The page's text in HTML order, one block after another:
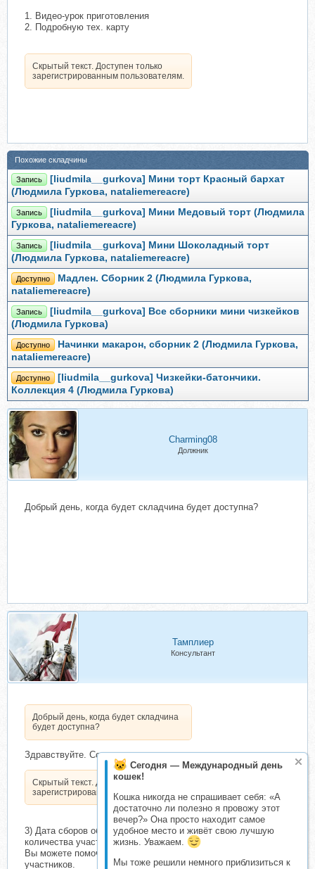
Сегодня — Международный день
кошек!
Кошка никогда не спрашивает себя: «А
достаточно ли полезно я провожу этот
вечер?» Она просто находит самое
удобное место и живёт свою лучшую
жизнь. Уважаем.
Мы тоже решили немного приблизиться к
1. Видео-урок приготовления
2. Подробную тех. карту
Скрытый текст. Доступен только
зарегистрированным пользователям.
Похожие складчины
Запись
[liudmila__gurkova] Мини торт Красный бархат
(Людмила Гуркова, nataliemereacre)
Запись
[liudmila__gurkova] Мини Медовый торт (Людмила
Гуркова, nataliemereacre)
Запись
[liudmila__gurkova] Мини Шоколадный торт
(Людмила Гуркова, nataliemereacre)
Доступно
Мадлен. Сборник 2 (Людмила Гуркова,
nataliemereacre)
Запись
[liudmila__gurkova] Все сборники мини чизкейков
(Людмила Гуркова)
Доступно
Начинки макарон, сборник 2 (Людмила Гуркова,
nataliemereacre)
Доступно
[liudmila__gurkova] Чизкейки-батончики.
Коллекция 4 (Людмила Гуркова)
Charming08
Должник
Добрый день, когда будет складчина будет доступна?
Тамплиер
Консультант
Добрый день, когда будет складчина
будет доступна?
Здравствуйте. Согласно правилам:
Скрытый текст. Доступен только
зарегистрированным пользователям.
3) Дата сборов объявляется при наличии оптимального
количества участников.
Вы можете помочь организатору рекламой для набора
участников.